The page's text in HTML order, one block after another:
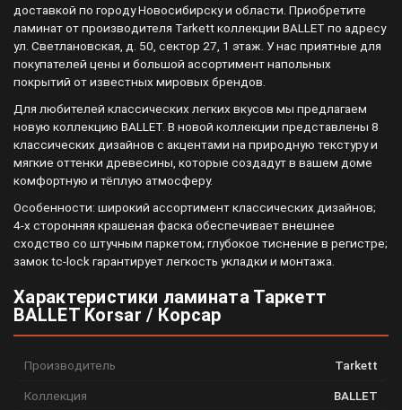
доставкой по городу Новосибирску и области. Приобретите
ламинат от производителя Tarkett коллекции BALLET по адресу
ул. Светлановская, д. 50, сектор 27, 1 этаж. У нас приятные для
покупателей цены и большой ассортимент напольных
покрытий от известных мировых брендов.
Для любителей классических легких вкусов мы предлагаем
новую коллекцию BALLET. В новой коллекции представлены 8
классических дизайнов с акцентами на природную текстуру и
мягкие оттенки древесины, которые создадут в вашем доме
комфортную и тёплую атмосферу.
Особенности: широкий ассортимент классических дизайнов;
4-х сторонняя крашеная фаска обеспечивает внешнее
сходство со штучным паркетом; глубокое тиснение в регистре;
замок tc-lock гарантирует легкость укладки и монтажа.
Характеристики ламината Таркетт
BALLET Korsar / Корсар
Производитель Tarkett
Коллекция BALLET